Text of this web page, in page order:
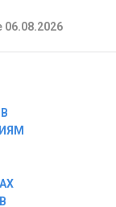
06.08.2026